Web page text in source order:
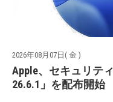
2026年08月07日( 金 )
Apple、セキュリテ
26.6.1」を配布開始